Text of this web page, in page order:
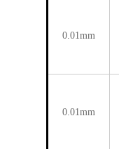
0.01mm
0.01mm